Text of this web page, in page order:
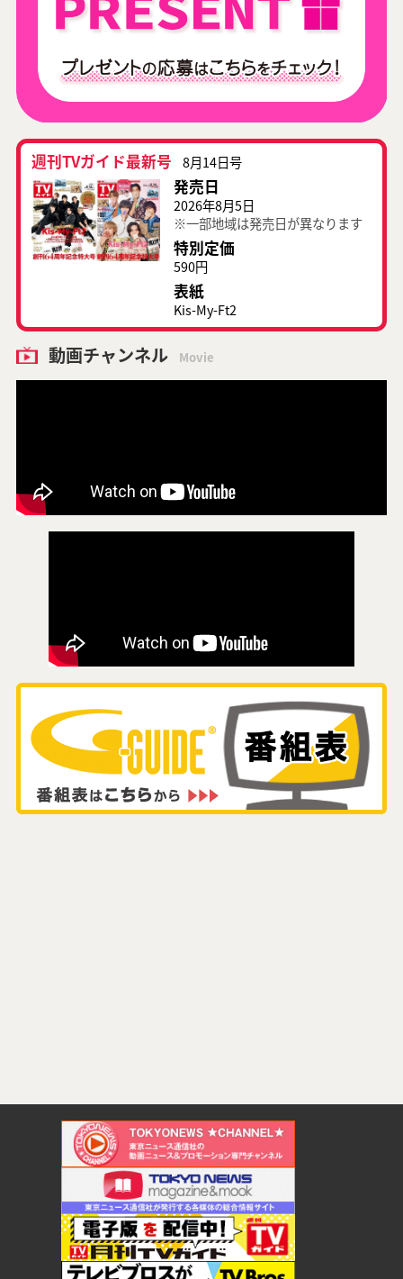
週刊TVガイド最新号 8月14日号
発売日
2026年8月5日
※一部地域は発売日が異なります
特別定価
590円
表紙
Kis-My-Ft2
動画チャンネル Movie